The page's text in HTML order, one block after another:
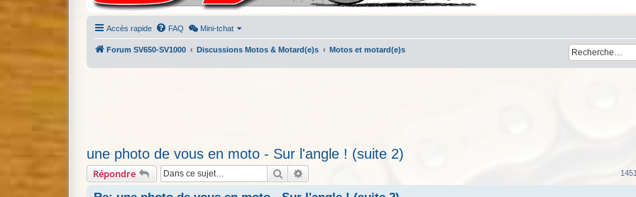
Accès rapide FAQ Mini-tchat
Forum SV650-SV1000 Discussions Motos & Motard(e)s Motos et motard(e)s
une photo de vous en moto - Sur l'angle ! (suite 2)
Répondre Rechercher